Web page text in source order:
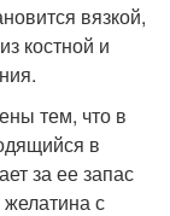
вязкой,
костной и
тем, что в
в
за ее запас
с